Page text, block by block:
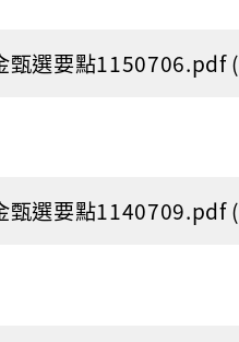
甄選要點1150706.pdf
甄選要點1140709.pdf